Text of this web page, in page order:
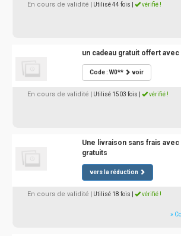
En cours de validité | Utilisé 44 fois vérifié !
un cadeau gratuit offert
Code : W0** voir
En cours de validité | Utilisé 1503 fois vérifié !
Une livraison sans frais
gratuits
vers la réduction
En cours de validité | Utilisé 18 fois vérifié !
»